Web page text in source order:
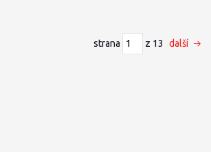
strana z 13 další